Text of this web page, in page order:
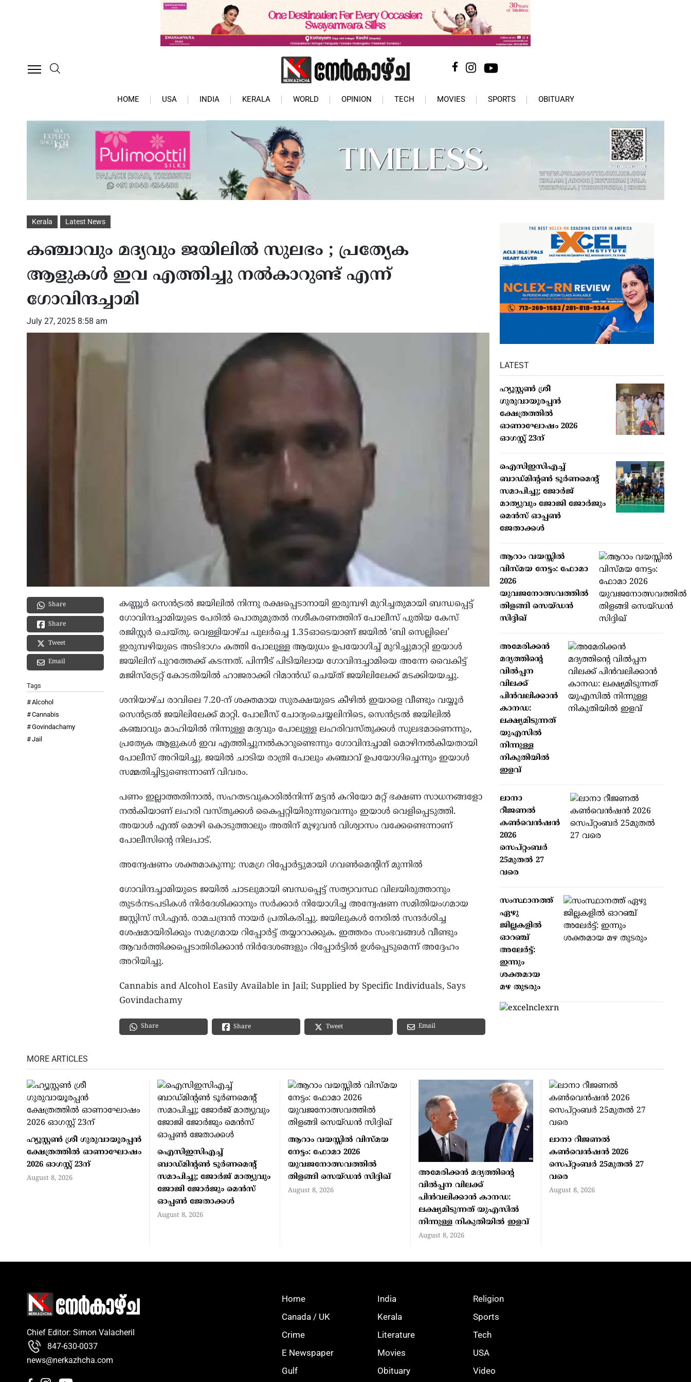
HOME USA INDIA KERALA WORLD OPINION TECH MOVIES SPORTS OBITUARY
Kerala Latest News
കഞ്ചാവും മദ്യവും ജയിലിൽ സുലഭം ; പ്രത്യേക
ആളുകൾ ഇവ എത്തിച്ചു നൽകാറുണ്ട് എന്ന്
ഗോവിന്ദച്ചാമി
July 27, 2025 8:58 am
Share
Share
Tweet
Email
Tags
Alcohol
Cannabis
Govindachamy
Jail
കണ്ണൂർ സെൻട്രൽ ജയിലിൽ നിന്നു രക്ഷപ്പെടാനായി ഇരുമ്പഴി മുറിച്ചതുമായി ബന്ധപ്പെട്ട്
ഗോവിന്ദച്ചാമിയുടെ പേരിൽ പൊതുമുതൽ നശീകരണത്തിന് പോലീസ് പുതിയ കേസ്
രജിസ്റ്റർ ചെയ്തു. വെള്ളിയാഴ്ച പുലർച്ചെ 1.35ഓടെയാണ് ജയിൽ ‘ബി സെല്ലിലെ’
ഇരുമ്പഴിയുടെ അടിഭാഗം കത്തി പോലുള്ള ആയുധം ഉപയോഗിച്ച് മുറിച്ചുമാറ്റി ഇയാൾ
ജയിലിന് പുറത്തേക്ക് കടന്നത്. പിന്നീട് പിടിയിലായ ഗോവിന്ദച്ചാമിയെ അന്നേ വൈകിട്ട്
മജിസ്ട്രേറ്റ് കോടതിയിൽ ഹാജരാക്കി റിമാൻഡ് ചെയ്ത് ജയിലിലേക്ക് മടക്കിയയച്ചു.
ശനിയാഴ്ച രാവിലെ 7.20-ന് ശക്തമായ സുരക്ഷയുടെ കീഴിൽ ഇയാളെ വീണ്ടും വയ്യൂർ
സെൻട്രൽ ജയിലിലേക്ക് മാറ്റി. പോലീസ് ചോദ്യംചെയ്യലിനിടെ, സെൻട്രൽ ജയിലിൽ
കഞ്ചാവും മാഹിയിൽ നിന്നുള്ള മദ്യവും പോലുള്ള ലഹരിവസ്തുക്കൾ സുലഭമാണെന്നും,
പ്രത്യേക ആളുകൾ ഇവ എത്തിച്ചുനൽകാറുണ്ടെന്നും ഗോവിന്ദച്ചാമി മൊഴിനൽകിയതായി
പോലീസ് അറിയിച്ചു. ജയിൽ ചാടിയ രാത്രി പോലും കഞ്ചാവ് ഉപയോഗിച്ചെന്നും ഇയാൾ
സമ്മതിച്ചിട്ടുണ്ടെന്നാണ് വിവരം.
പണം ഇല്ലാത്തതിനാൽ, സഹതടവുകാരിൽനിന്ന് മട്ടൻ കറിയോ മറ്റ് ഭക്ഷണ സാധനങ്ങളോ
നൽകിയാണ് ലഹരി വസ്തുക്കൾ കൈപ്പറ്റിയിരുന്നുവെന്നും ഇയാൾ വെളിപ്പെടുത്തി.
അയാൾ എന്ത് മൊഴി കൊടുത്താലും അതിന് മുഴുവൻ വിശ്വാസം വക്കേണ്ടെന്നാണ്
പോലീസിന്റെ നിലപാട്.
അന്വേഷണം ശക്തമാകുന്നു: സമഗ്ര റിപ്പോർട്ടുമായി ഗവൺമെന്റിന് മുന്നിൽ
ഗോവിന്ദച്ചാമിയുടെ ജയിൽ ചാടലുമായി ബന്ധപ്പെട്ട് സത്യാവസ്ഥ വിലയിരുത്താനും
തുടർനടപടികൾ നിർദേശിക്കാനും സർക്കാർ നിയോഗിച്ച അന്വേഷണ സമിതിയംഗമായ
ജസ്റ്റിസ് സി.എൻ. രാമചന്ദ്രൻ നായർ പ്രതികരിച്ചു. ജയിലുകൾ നേരിൽ സന്ദർശിച്ച
ശേഷമായിരിക്കും സമഗ്രമായ റിപ്പോർട്ട് തയ്യാറാക്കുക. ഇത്തരം സംഭവങ്ങൾ വീണ്ടും
ആവർത്തിക്കപ്പെടാതിരിക്കാൻ നിർദേശങ്ങളും റിപ്പോർട്ടിൽ ഉൾപ്പെടുമെന്ന് അദ്ദേഹം
അറിയിച്ചു.
Cannabis and Alcohol Easily Available in Jail; Supplied by Specific Individuals, Says
Govindachamy
Share Share Tweet Email
LATEST
ഹ്യൂസ്റ്റണ്‍ ശ്രീ
ഗുരുവായൂരപ്പന്‍
ക്ഷേത്രത്തില്‍
ഓണാഘോഷം 2026
ഓഗസ്റ്റ് 23ന്
ഐസിഇസിഎച്ച്
ബാഡ്മിന്റണ്‍ ടൂര്‍ണമെന്റ്
സമാപിച്ചു; ജോര്‍ജ്
മാത്യുവും ജോജി ജോര്‍ജും
മെന്‍സ് ഓപ്പണ്‍
ജേതാക്കള്‍
ആറാം വയസ്സില്‍
വിസ്മയ നേട്ടം: ഫോമാ
2026
യുവജനോത്സവത്തില്‍
തിളങ്ങി സെയ്ഡന്‍
സിദ്ദിഖ്
അമേരിക്കന്‍
മദ്യത്തിന്റെ
വില്‍പ്പന
വിലക്ക്
പിന്‍വലിക്കാന്‍
കാനഡ:
ലക്ഷ്യമിടുന്നത്
യുഎസില്‍
നിന്നുള്ള
നികുതിയില്‍
ഇളവ്
ലാനാ
റീജണല്‍
കണ്‍വെന്‍ഷന്‍
2026
സെപ്റ്റംബര്‍
25മുതല്‍ 27
വരെ
സംസ്ഥാനത്ത്
ഏഴു
ജില്ലകളില്‍
ഓറഞ്ച്
അലേര്‍ട്ട്:
ഇന്നും
ശക്തമായ
മഴ തുടരും
MORE ARTICLES
ഹ്യൂസ്റ്റണ്‍ ശ്രീ ഗുരുവായൂരപ്പന്‍
ക്ഷേത്രത്തില്‍ ഓണാഘോഷം
2026 ഓഗസ്റ്റ് 23ന്
August 8, 2026
ഐസിഇസിഎച്ച്
ബാഡ്മിന്റണ്‍ ടൂര്‍ണമെന്റ്
സമാപിച്ചു; ജോര്‍ജ് മാത്യുവും
ജോജി ജോര്‍ജും മെന്‍സ്
ഓപ്പണ്‍ ജേതാക്കള്‍
August 8, 2026
ആറാം വയസ്സില്‍ വിസ്മയ
നേട്ടം: ഫോമാ 2026
യുവജനോത്സവത്തില്‍
തിളങ്ങി സെയ്ഡന്‍ സിദ്ദിഖ്
August 8, 2026
അമേരിക്കന്‍ മദ്യത്തിന്റെ
വില്‍പ്പന വിലക്ക്
പിന്‍വലിക്കാന്‍ കാനഡ:
ലക്ഷ്യമിടുന്നത് യുഎസില്‍
നിന്നുള്ള നികുതിയില്‍ ഇളവ്
August 8, 2026
ലാനാ റീജണല്‍
കണ്‍വെന്‍ഷന്‍ 2026
സെപ്റ്റംബര്‍ 25മുതല്‍ 27
വരെ
August 8, 2026
Chief Editor: Simon Valacheril
847-630-0037
news@nerkazhcha.com
Home
Canada / UK
Crime
E Newspaper
Gulf
India
Kerala
Literature
Movies
Obituary
Religion
Sports
Tech
USA
Video